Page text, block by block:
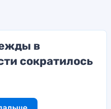
в
сократилось